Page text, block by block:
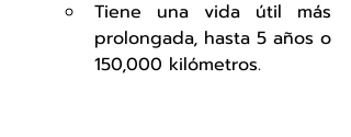
Tiene una vida útil más
prolongada, hasta 5 años o
150,000 kilómetros.